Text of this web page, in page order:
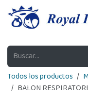
Ir al contenido
Todos los productos
BALON